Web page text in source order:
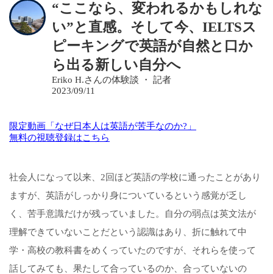
“ここなら、変われるかもしれな
い”と直感。そして今、IELTSス
ピーキングで英語が自然と口か
ら出る新しい自分へ
Eriko H.さんの体験談 ・ 記者
2023/09/11
限定動画「なぜ日本人は英語が苦手なのか?」
無料の視聴登録はこちら
社会人になって以来、2回ほど英語の学校に通ったことがあり
ますが、英語がしっかり身についているという感覚が乏し
く、苦手意識だけが残っていました。自分の弱点は英文法が
理解できていないことだという認識はあり、折に触れて中
学・高校の教科書をめくっていたのですが、それらを使って
話してみても、果たして合っているのか、合っていないの